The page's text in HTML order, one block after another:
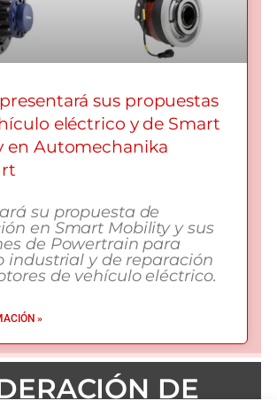
presentará sus propuestas
eléctrico y de Smart
en Automechanika
su propuesta de
en Smart Mobility y sus
de Powertrain para
industrial y de reparación
de vehículo eléctrico.
»
DE